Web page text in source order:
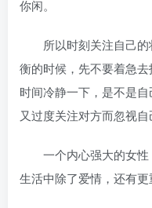
你闲。
所以时刻关注自己的
衡的时候，先不要着急
时间冷静一下，是不是
又过度关注对方而忽视自
一个内心强大的女性
生活中除了爱情，还有更